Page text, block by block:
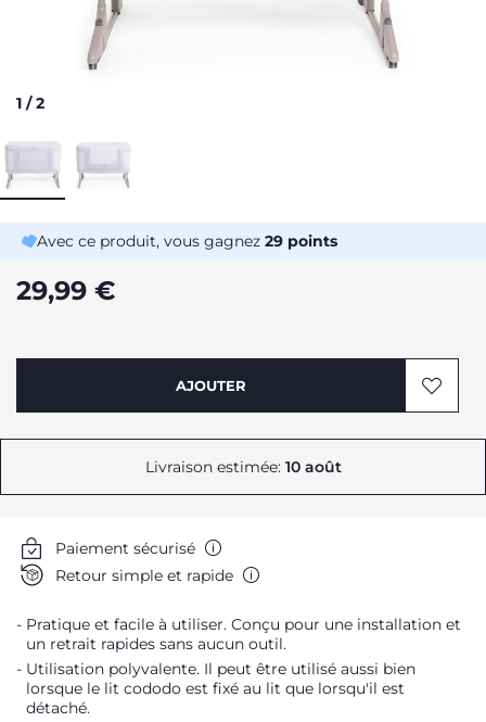
1 /2
Avec ce produit, vous gagnez 29 points
29,99 €
AJOUTER
Livraison estimée: 10 août
Paiement sécurisé
Retour simple et rapide
Pratique et facile à utiliser. Conçu pour une installation et
un retrait rapides sans aucun outil.
Utilisation polyvalente. Il peut être utilisé aussi bien
lorsque le lit cododo est fixé au lit que lorsqu'il est
détaché.